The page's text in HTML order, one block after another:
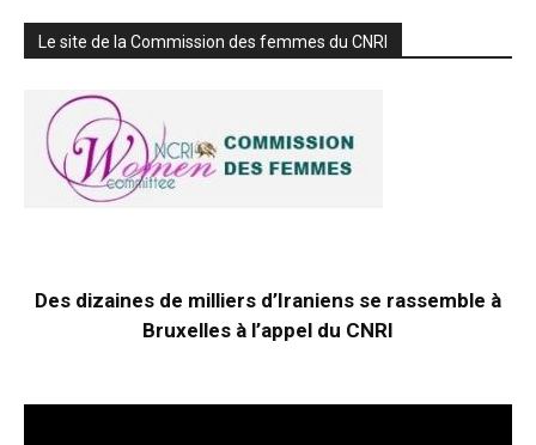
Le site de la Commission des femmes du CNRI
Des dizaines de milliers d’Iraniens se rassemble à
Bruxelles à l’appel du CNRI